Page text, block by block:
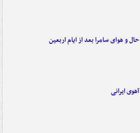
حال و هوای سامرا بعد از ایام اربعین
آهوی ایرانی